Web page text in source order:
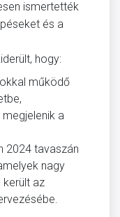
ismertették
és a
hogy:
működő
a
2024 tavaszán
nagy
az